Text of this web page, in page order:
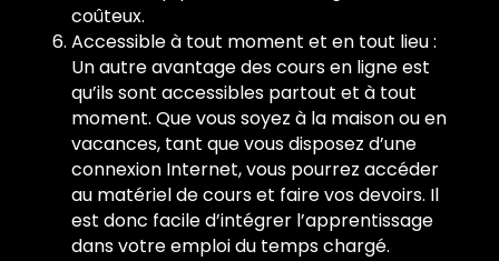
coûteux.
Accessible à tout moment et en tout lieu :
Un autre avantage des cours en ligne est
qu’ils sont accessibles partout et à tout
moment. Que vous soyez à la maison ou en
vacances, tant que vous disposez d’une
connexion Internet, vous pourrez accéder
au matériel de cours et faire vos devoirs. Il
est donc facile d’intégrer l’apprentissage
dans votre emploi du temps chargé.